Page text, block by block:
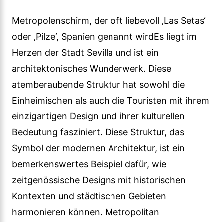
Metropolenschirm, der oft liebevoll ‚Las Setas‘
oder ‚Pilze‘, Spanien genannt wirdEs liegt im
Herzen der Stadt Sevilla und ist ein
architektonisches Wunderwerk. Diese
atemberaubende Struktur hat sowohl die
Einheimischen als auch die Touristen mit ihrem
einzigartigen Design und ihrer kulturellen
Bedeutung fasziniert. Diese Struktur, das
Symbol der modernen Architektur, ist ein
bemerkenswertes Beispiel dafür, wie
zeitgenössische Designs mit historischen
Kontexten und städtischen Gebieten
harmonieren können. Metropolitan